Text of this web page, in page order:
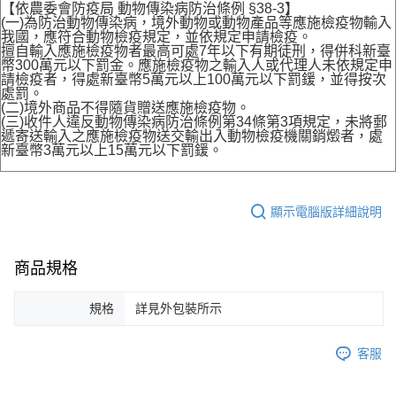
【依農委會防疫局 動物傳染病防治條例 §38-3】
(一)為防治動物傳染病，境外動物或動物產品等應施檢疫物輸入
我國，應符合動物檢疫規定，並依規定申請檢疫。
擅自輸入應施檢疫物者最高可處7年以下有期徒刑，得併科新臺
幣300萬元以下罰金。應施檢疫物之輸入人或代理人未依規定申
請檢疫者，得處新臺幣5萬元以上100萬元以下罰鍰，並得按次
處罰。
(二)境外商品不得隨貨贈送應施檢疫物。
(三)收件人違反動物傳染病防治條例第34條第3項規定，未將郵
遞寄送輸入之應施檢疫物送交輸出入動物檢疫機關銷燬者，處
新臺幣3萬元以上15萬元以下罰鍰。
顯示電腦版詳細說明
商品規格
規格 詳見外包裝所示
客服